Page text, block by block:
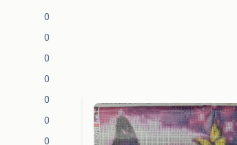
0
0
0
0
0
0
0